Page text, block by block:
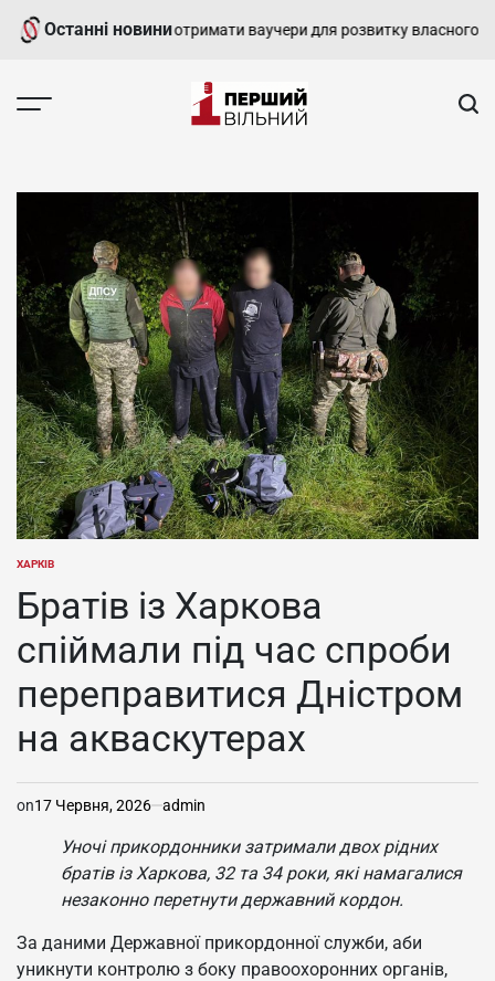
Перейти
Останні новини
матимуть змогу отримати ваучери для розвитку власного бізнесу
-
харківський,
новини
Харкова
та
області
ОПУБЛІКУВАТИ
ХАРКІВ
Братів із Харкова
спіймали під час спроби
переправитися Дністром
на акваскутерах
on17 Червня, 2026 admin
Уночі прикордонники затримали двох рідних
братів із Харкова, 32 та 34 роки, які намагалися
незаконно перетнути державний кордон.
За даними Державної прикордонної служби, аби
уникнути контролю з боку правоохоронних органів,